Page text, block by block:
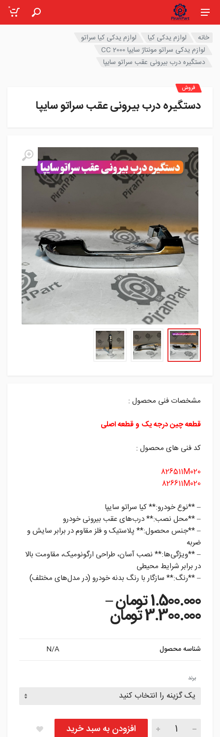
0
خانه لوازم یدکی کیا
لوازم یدکی کیا سراتو
لوازم یدکی سراتو مونتاژ سایپا 2000 CC
دستگیره درب بیرونی عقب سراتو سایپا
دستگیره درب بیرونی عقب سراتو سایپا
مشخصات فنی محصول :
قطعه چین درجه یک و قطعه اصلی
کد فنی های محصول :
826511M020
826611M020
– **نوع خودرو:** کیا سراتو سایپا
– **محل نصب:** درب‌های عقب بیرونی خودرو
– **جنس محصول:** پلاستیک و فلز مقاوم در برابر سایش و
ضربه
– **ویژگی‌ها:** نصب آسان، طراحی ارگونومیک، مقاومت بالا
در برابر شرایط محیطی
– **رنگ:** سازگار با رنگ بدنه خودرو (در مدل‌های مختلف)
فروش
1.500.000تومان–
3.300.000تومان
شناسه محصول N/A
برند
دستگیره درب بیرونی عقب سراتو سایپا تعداد
افزودن به سبد خرید